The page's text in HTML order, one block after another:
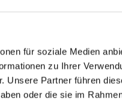
für soziale Medien
zu Ihrer
Unsere Partner führen
oder die sie im